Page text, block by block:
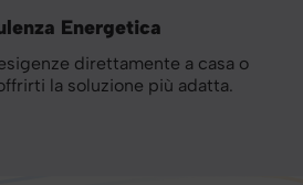
Energetica
direttamente a casa o
la soluzione più adatta.